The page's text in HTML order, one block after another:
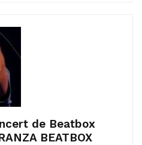
de Beatbox
BEATBOX